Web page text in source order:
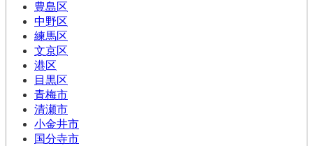
豊島区
中野区
練馬区
文京区
港区
目黒区
青梅市
清瀬市
小金井市
国分寺市